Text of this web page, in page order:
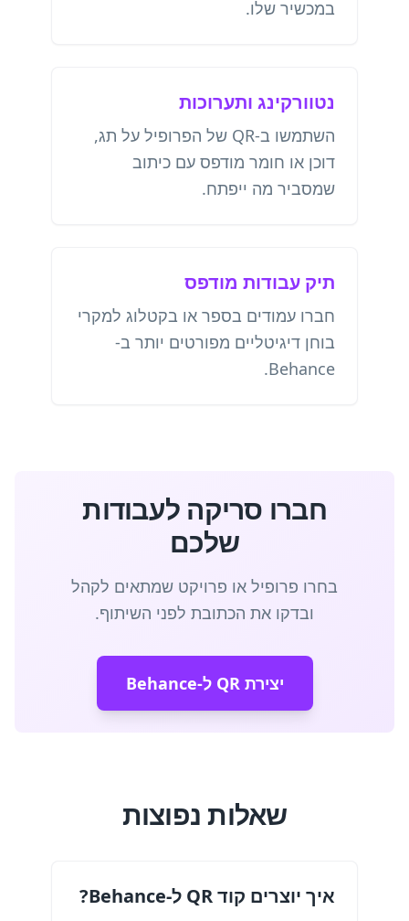
במכשיר שלו.
נטוורקינג ותערוכות
השתמשו ב-QR של הפרופיל על תג,
דוכן או חומר מודפס עם כיתוב
שמסביר מה ייפתח.
תיק עבודות מודפס
חברו עמודים בספר או בקטלוג למקרי
בוחן דיגיטליים מפורטים יותר ב-
Behance.
חברו סריקה לעבודות
שלכם
בחרו פרופיל או פרויקט שמתאים לקהל
ובדקו את הכתובת לפני השיתוף.
יצירת QR ל-Behance
שאלות נפוצות
איך יוצרים קוד QR ל-Behance?